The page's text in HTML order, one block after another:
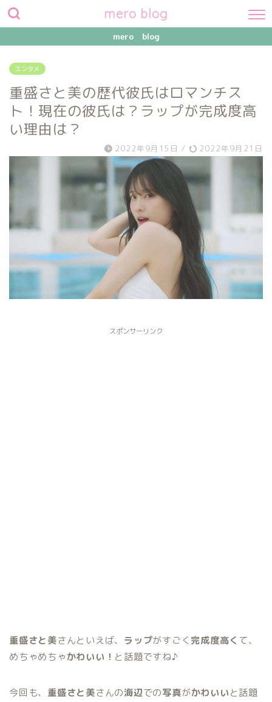
mero blog
mero blog
エンタメ
重盛さと美の歴代彼氏はロマンチス
ト！現在の彼氏は？ラップが完成度高
い理由は？
2022年9月15日 / 2022年9月21日
スポンサーリンク
重盛さと美さんといえば、 ラップがすごく 完成度高く て、
めちゃめちゃかわいい！ と話題ですね♪
今回も、 重盛さと美さんの海辺での写真がかわいいと話題